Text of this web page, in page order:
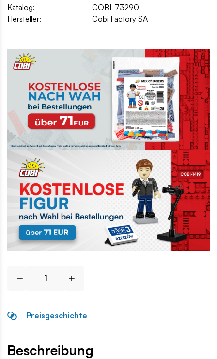
Katalog:
COBI-73290
Hersteller:
Cobi Factory SA
Preisgeschichte
Beschreibung